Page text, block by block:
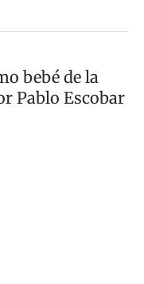
bebé de la
Pablo Escobar